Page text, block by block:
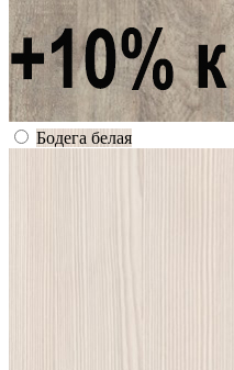
Бодега белая